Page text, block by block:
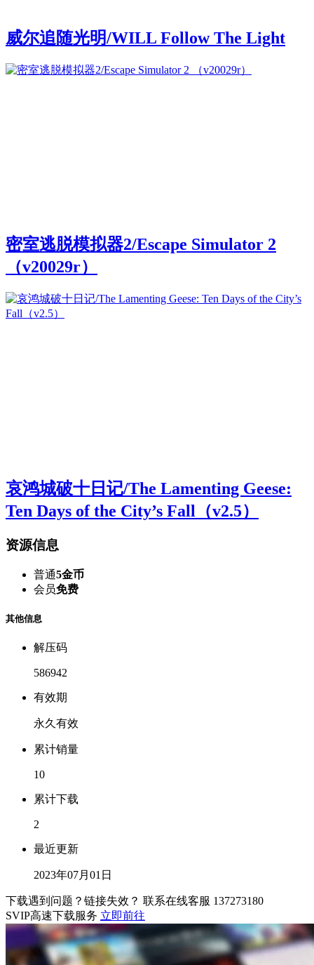
威尔追随光明/WILL Follow The Light
密室逃脱模拟器2/Escape Simulator 2
（v20029r）
哀鸿城破十日记/The Lamenting Geese:
Ten Days of the City’s Fall（v2.5）
资源信息
普通5金币
会员免费
其他信息
解压码
586942
有效期
永久有效
累计销量
10
累计下载
2
最近更新
2023年07月01日
下载遇到问题？链接失效？ 联系在线客服 137273180
SVIP高速下载服务 立即前往